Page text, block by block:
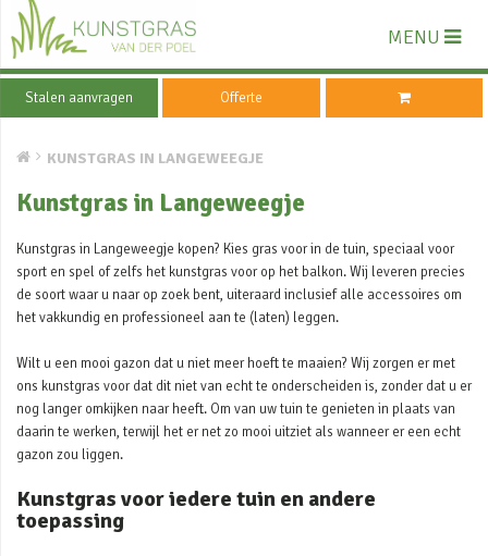
MENU
Stalen aanvragen Offerte
KUNSTGRAS IN LANGEWEEGJE
Kunstgras in Langeweegje
Kunstgras in Langeweegje kopen? Kies gras voor in de tuin, speciaal voor
sport en spel of zelfs het kunstgras voor op het balkon. Wij leveren precies
de soort waar u naar op zoek bent, uiteraard inclusief alle accessoires om
het vakkundig en professioneel aan te (laten) leggen.
Wilt u een mooi gazon dat u niet meer hoeft te maaien? Wij zorgen er met
ons kunstgras voor dat dit niet van echt te onderscheiden is, zonder dat u er
nog langer omkijken naar heeft. Om van uw tuin te genieten in plaats van
daarin te werken, terwijl het er net zo mooi uitziet als wanneer er een echt
gazon zou liggen.
Kunstgras voor iedere tuin en andere
toepassing